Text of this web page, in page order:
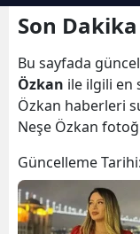
Son
Bu sayfada
Özkan ile ilgili en
Özkan haberleri
Neşe Özkan
Güncelleme Tarihi: